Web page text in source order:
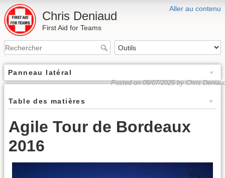
Aller au contenu
Chris Deniaud
First Aid for Teams
Panneau latéral
Posted on 09/07/2025 by Chris
Table des matières
Agile Tour de Bordeaux
2016